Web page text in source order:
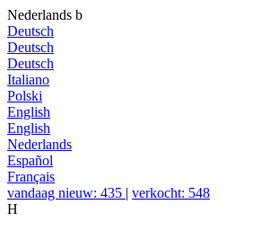
Nederlands b
Deutsch
Deutsch
Deutsch
Italiano
Polski
English
English
Nederlands
Español
Français
vandaag nieuw: 435 | verkocht: 548
H